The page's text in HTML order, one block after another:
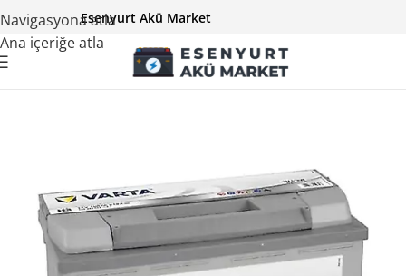
Navigasyona atla
Ana içeriğe atla
Esenyurt Akü Market